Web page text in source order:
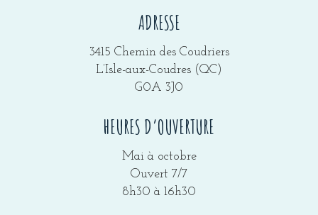
ADRESSE
3415 Chemin des Coudriers
L’Isle-aux-Coudres (QC)
G0A 3J0
HEURES D’OUVERTURE
Mai à octobre
Ouvert 7/7
8h30 à 16h30